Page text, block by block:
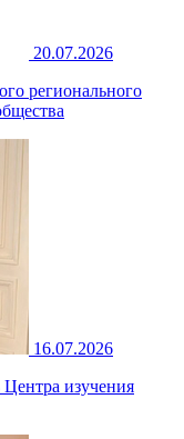
20.07.2026
регионального
16.07.2026
изучения